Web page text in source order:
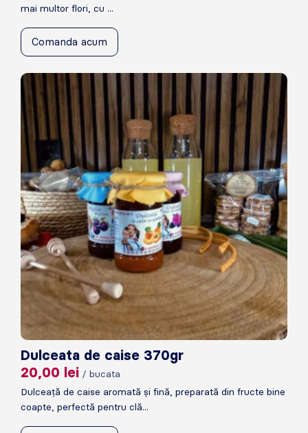
mai multor flori, cu ...
Comanda acum
Dulceata de caise 370gr
20,00 lei / bucata
Dulceață de caise aromată și fină, preparată din fructe bine
coapte, perfectă pentru clă...